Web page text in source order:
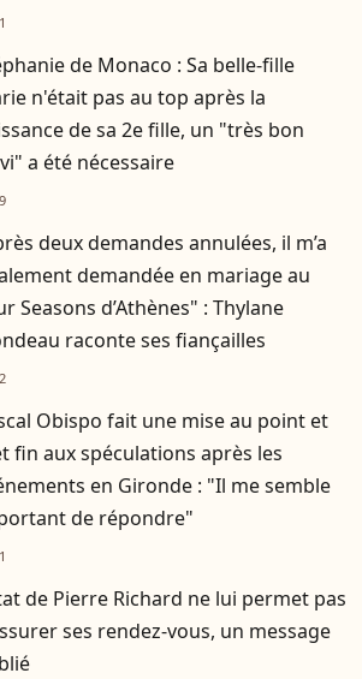
de Monaco : Sa belle-fille
n'était pas au top après la
de sa 2e fille, un "très bon
a été nécessaire
deux demandes annulées, il m’a
demandée en mariage au
Seasons d’Athènes" : Thylane
raconte ses fiançailles
Obispo fait une mise au point et
fin aux spéculations après les
en Gironde : "Il me semble
de répondre"
de Pierre Richard ne lui permet pas
ses rendez-vous, un message